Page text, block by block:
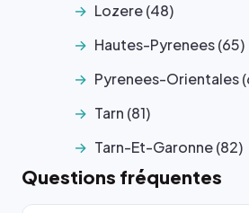
Lozere (48)
Hautes-Pyrenees (65)
Pyrenees-Orientales
Tarn (81)
Tarn-Et-Garonne (82)
Questions fréquentes